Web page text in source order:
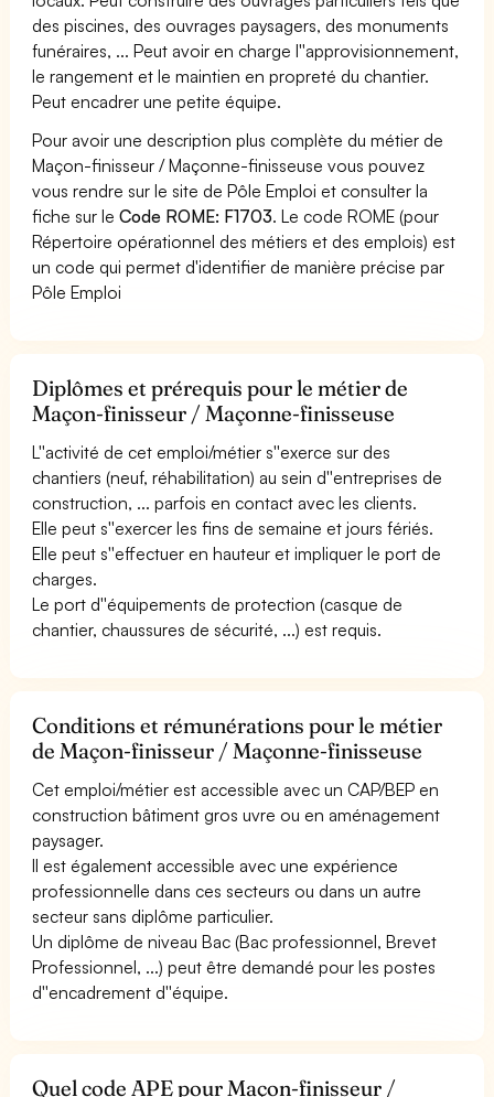
des piscines, des ouvrages paysagers, des monuments
funéraires, ... Peut avoir en charge l''approvisionnement,
le rangement et le maintien en propreté du chantier.
Peut encadrer une petite équipe.
Pour avoir une description plus complète du métier de
Maçon-finisseur / Maçonne-finisseuse vous pouvez
vous rendre sur le site de Pôle Emploi et consulter la
fiche sur leCode ROME: F1703. Le code ROME (pour
Répertoire opérationnel des métiers et des emplois) est
un code qui permet d'identifier de manière précise par
Pôle Emploi
Diplômes et prérequis pour le métier de
Maçon-finisseur / Maçonne-finisseuse
L''activité de cet emploi/métier s''exerce sur des
chantiers (neuf, réhabilitation) au sein d''entreprises de
construction, ... parfois en contact avec les clients.
Elle peut s''exercer les fins de semaine et jours fériés.
Elle peut s''effectuer en hauteur et impliquer le port de
charges.
Le port d''équipements de protection (casque de
chantier, chaussures de sécurité, ...) est requis.
Conditions et rémunérations pour le métier
de Maçon-finisseur / Maçonne-finisseuse
Cet emploi/métier est accessible avec un CAP/BEP en
construction bâtiment gros uvre ou en aménagement
paysager.
Il est également accessible avec une expérience
professionnelle dans ces secteurs ou dans un autre
secteur sans diplôme particulier.
Un diplôme de niveau Bac (Bac professionnel, Brevet
Professionnel, ...) peut être demandé pour les postes
d''encadrement d''équipe.
Quel code APE pour Maçon-finisseur /